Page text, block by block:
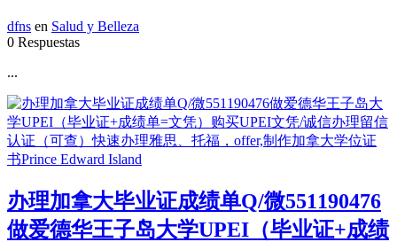
dfns en Salud y Belleza
0 Respuestas
...
办理加拿大毕业证成绩单Q/微551190476
做爱德华王子岛大学UPEI（毕业证+成绩